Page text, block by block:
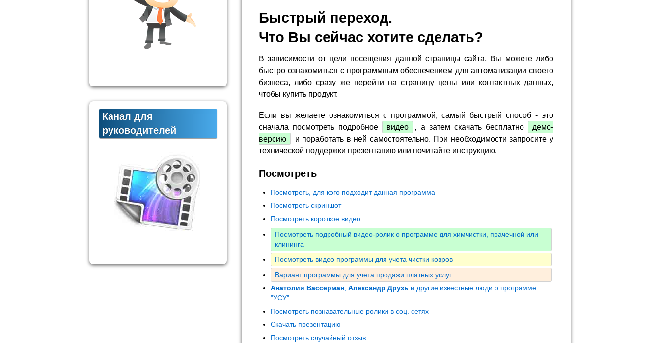
Быстрый переход.
Что Вы сейчас хотите сделать?
В зависимости от цели посещения данной страницы сайта, Вы можете либо
быстро ознакомиться с программным обеспечением для автоматизации своего
бизнеса, либо сразу же перейти на страницу цены или контактных данных,
чтобы купить продукт.
Если вы желаете ознакомиться с программой, самый быстрый способ - это
сначала посмотреть подробное
видео , а затем скачать бесплатно
демо-
версию
и поработать в ней самостоятельно. При необходимости запросите у
технической поддержки презентацию или почитайте инструкцию.
Посмотреть
Посмотреть, для кого подходит данная программа
Посмотреть скриншот
Посмотреть короткое видео
Посмотреть подробный видео-ролик о программе для химчистки, прачечной или
клининга
Посмотреть видео программы для учета чистки ковров
Вариант программы для учета продажи платных услуг
Анатолий Вассерман Александр Друзь и другие известные люди о программе
"УСУ"
Посмотреть познавательные ролики в соц. сетях
Скачать презентацию
Посмотреть случайный отзыв
Канал для
руководителей